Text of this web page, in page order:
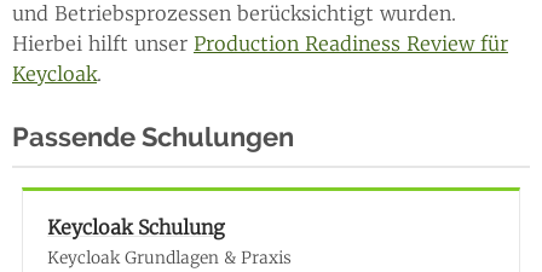
und Betriebsprozessen berücksichtigt wurden.
Hierbei hilft unser Production Readiness Review für
Keycloak.
Passende Schulungen
Keycloak Schulung
Keycloak Grundlagen & Praxis